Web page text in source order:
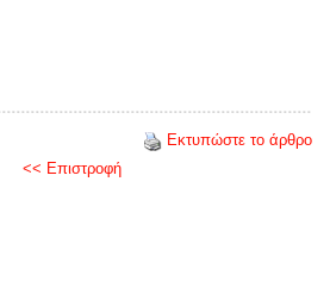
Εκτυπώστε το άρθρο
<< Επιστροφή